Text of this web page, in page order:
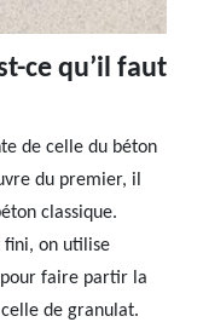
ce qu’il faut
de celle du béton
du premier, il
classique.
fini, on utilise
pour faire partir la
de granulat.